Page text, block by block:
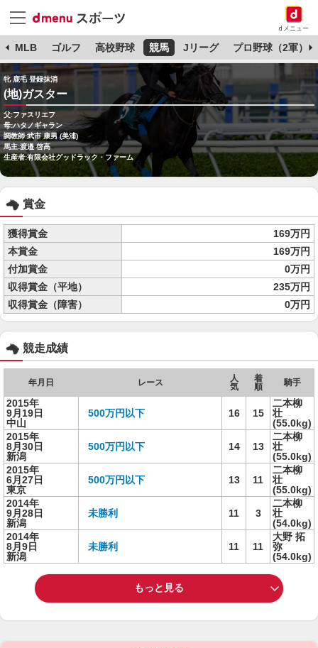
dメニュー
MLB ゴルフ 高校野球 競馬 Jリーグ プロ野球（2軍）
牝 鹿毛 登録抹消
(地)ガスター
父:ファスリエフ
母:ハタノギャラン
調教師:武市 康男 (美浦)
馬主:渡邉 啓高
生産者:有限会社グッドラック・ファーム
賞金
獲得賞金
169万円
本賞金
169万円
付加賞金
0万円
収得賞金（平地）
235万円
収得賞金（障害）
0万円
競走成績
年月日 レース
人
気
着
順
騎手
2015年
9月19日
中山
500万円以下 16 15
二本柳
壮
(55.0kg)
2015年
8月30日
新潟
500万円以下 14 13
二本柳
壮
(55.0kg)
2015年
6月27日
東京
500万円以下 13 11
二本柳
壮
(55.0kg)
2014年
9月28日
新潟
未勝利 11 3
二本柳
壮
(54.0kg)
2014年
8月9日
新潟
未勝利 11 11
大野 拓
弥
(54.0kg)
もっと見る